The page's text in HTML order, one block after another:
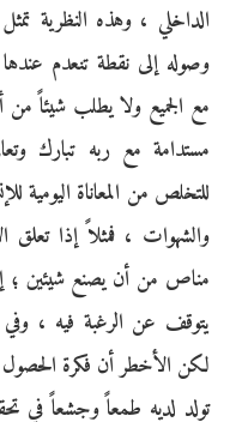
الداخلي ، وهذه النظرية
وصوله إلى نقطة تنعدم
مع الجميع ولا يطلب شيئاً
مستدامة مع ربه تبارك
للتخلص من المعاناة اليومية
والشهوات ، فمثلاً إذا تعلق
مناص من أن يصنع شيئين ؛
يتوقف عن الرغبة فيه ، وفي
لكن الأخطر أن فكرة الحصول
تولد لديه طمعاً وجشعاً في